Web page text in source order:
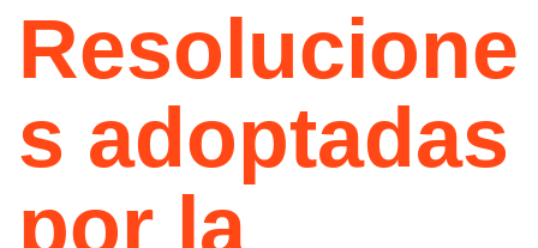
Resolucione
s adoptadas
por la